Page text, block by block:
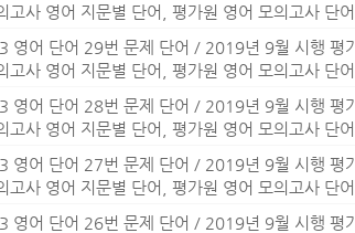
고사 영어 지문별 단어, 평가원 영어 모의고사 단
영어 단어 29번 문제 단어 / 2019년 9월 시행 평
고사 영어 지문별 단어, 평가원 영어 모의고사 단
영어 단어 28번 문제 단어 / 2019년 9월 시행 평
고사 영어 지문별 단어, 평가원 영어 모의고사 단
영어 단어 27번 문제 단어 / 2019년 9월 시행 평
고사 영어 지문별 단어, 평가원 영어 모의고사 단
영어 단어 26번 문제 단어 / 2019년 9월 시행 평